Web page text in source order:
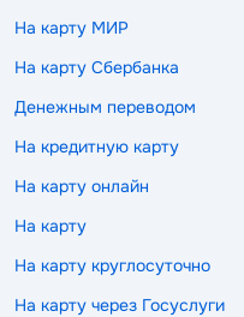
На карту МИР
На карту Сбербанка
Денежным переводом
На кредитную карту
На карту онлайн
На карту
На карту круглосуточно
На карту через Госуслуги